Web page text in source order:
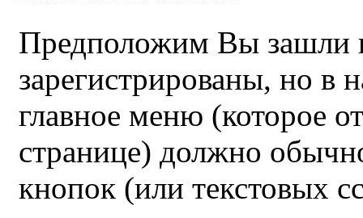
Предположим Вы зашли
зарегистрированы, но в
главное меню (которое
странице) должно
кнопок (или текстовых